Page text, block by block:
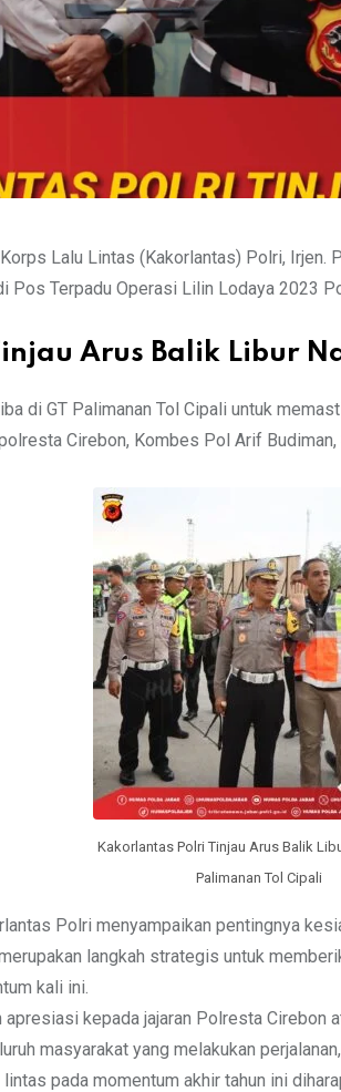
Lalu Lintas (Kakorlantas) Polri, Irjen.
Pos Terpadu Operasi Lilin Lodaya 2023
Arus Balik Libur
di GT Palimanan Tol Cipali untuk
Cirebon, Kombes Pol Arif
Kakorlantas Polri Tinjau Arus Balik
Palimanan Tol Cipali
Polri menyampaikan pentingnya
langkah strategis untuk
kali ini.
kepada jajaran Polresta Cirebon
masyarakat yang melakukan
pada momentum akhir tahun ini